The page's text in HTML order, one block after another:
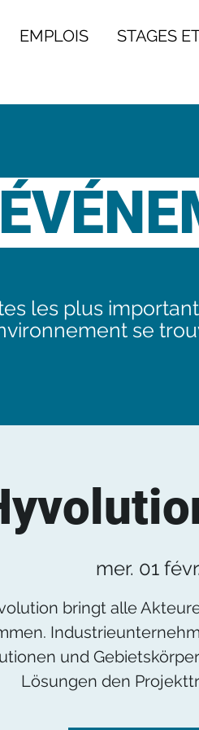
EMPLOIS STAGES
les plus
se
mer. 01 févr.
bringt alle
und
Lösungen den